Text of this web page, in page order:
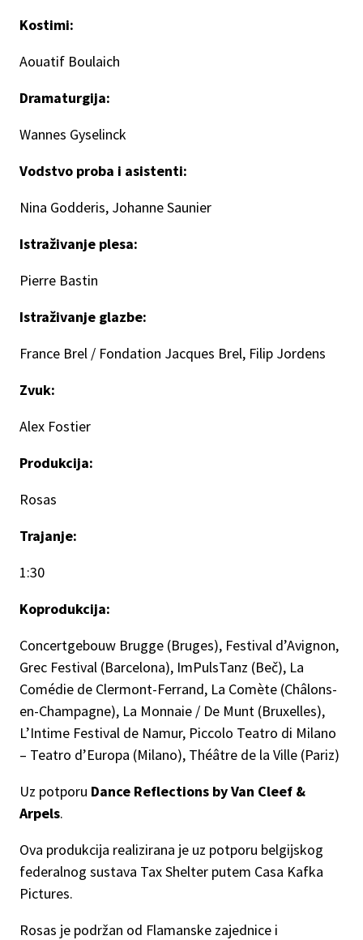
Kostimi:
Aouatif Boulaich
Dramaturgija:
Wannes Gyselinck
Vodstvo proba i asistenti:
Nina Godderis, Johanne Saunier
Istraživanje plesa:
Pierre Bastin
Istraživanje glazbe:
France Brel / Fondation Jacques Brel, Filip Jordens
Zvuk:
Alex Fostier
Produkcija:
Rosas
Trajanje:
1:30
Koprodukcija:
Concertgebouw Brugge (Bruges), Festival d’Avignon,
Grec Festival (Barcelona), ImPulsTanz (Beč), La
Comédie de Clermont-Ferrand, La Comète (Châlons-
en-Champagne), La Monnaie / De Munt (Bruxelles),
L’Intime Festival de Namur, Piccolo Teatro di Milano
– Teatro d’Europa (Milano), Théâtre de la Ville (Pariz)
Uz potporu Dance Reflections by Van Cleef &
Arpels.
Ova produkcija realizirana je uz potporu belgijskog
federalnog sustava Tax Shelter putem Casa Kafka
Pictures.
Rosas je podržan od Flamanske zajednice i